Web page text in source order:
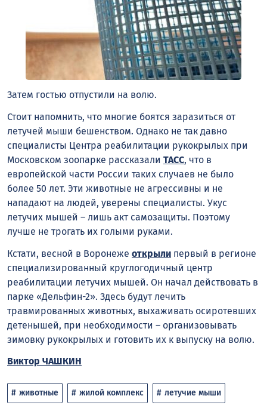
Затем гостью отпустили на волю.
Стоит напомнить, что многие боятся заразиться от
летучей мыши бешенством. Однако не так давно
специалисты Центра реабилитации рукокрылых при
Московском зоопарке рассказали ТАСС, что в
европейской части России таких случаев не было
более 50 лет. Эти животные не агрессивны и не
нападают на людей, уверены специалисты. Укус
летучих мышей – лишь акт самозащиты. Поэтому
лучше не трогать их голыми руками.
Кстати, весной в Воронеже открыли первый в регионе
специализированный круглогодичный центр
реабилитации летучих мышей. Он начал действовать в
парке «Дельфин-2». Здесь будут лечить
травмированных животных, выхаживать осиротевших
детенышей, при необходимости – организовывать
зимовку рукокрылых и готовить их к выпуску на волю.
Виктор ЧАШКИН
животные жилой комплекс летучие мыши